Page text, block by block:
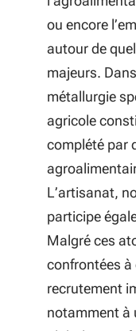
ou encore
autour de
majeurs.
métallurgie
agricole
complété par
L’artisanat,
participe
Malgré ces
confrontées à
recrutement
notamment à